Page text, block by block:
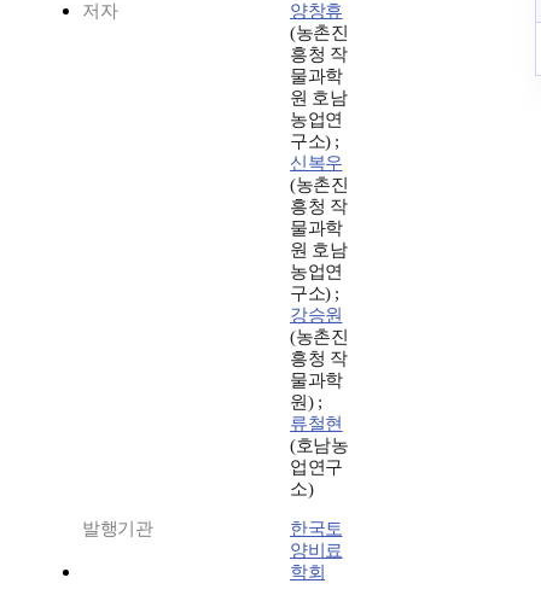
저자
양창휴
(농촌진
흥청 작
물과학
원 호남
농업연
구소) ;
신복우
(농촌진
흥청 작
물과학
원 호남
농업연
구소) ;
강승원
(농촌진
흥청 작
물과학
원) ;
류철현
(호남농
업연구
소)
발행기관
한국토
양비료
학회